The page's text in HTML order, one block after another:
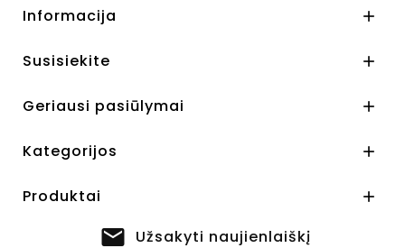
Informacija 
Susisiekite 
Geriausi pasiūlymai 
Kategorijos 
Produktai 
Užsakyti naujienlaiškį